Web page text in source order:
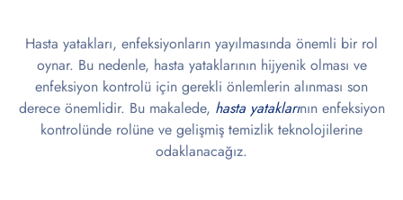
Hasta yatakları, enfeksiyonların yayılmasında önemli bir rol
oynar. Bu nedenle, hasta yataklarının hijyenik olması ve
enfeksiyon kontrolü için gerekli önlemlerin alınması son
derece önemlidir. Bu makalede, hasta yataklarının enfeksiyon
kontrolünde rolüne ve gelişmiş temizlik teknolojilerine
odaklanacağız.